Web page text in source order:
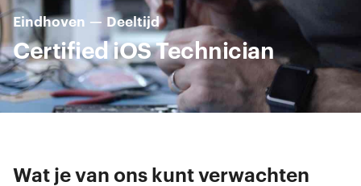
Eindhoven — Deeltijd
Certified iOS Technician
Wat je van ons kunt verwachten